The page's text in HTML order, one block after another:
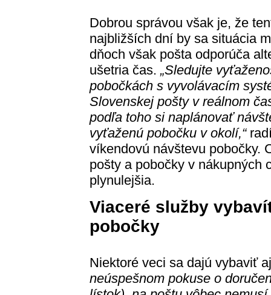
Dobrou správou však je, že
najbližších dní by sa situácia
dňoch však pošta odporúča
ušetria čas. „Sledujte
pobočkách s vyvolávacím
Slovenskej pošty v reálnom
podľa toho si naplánovať
vyťaženú pobočku v okolí,“
víkendovú návštevu pobočky.
pošty a pobočky v nákupných
plynulejšia.
Viaceré služby
pobočky
Niektoré veci sa dajú vybaviť
neúspešnom pokuse o